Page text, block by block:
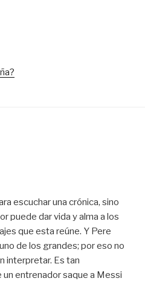
escuchar una crónica, sino
puede dar vida y alma a los
que esta reúne. Y Pere
de los grandes; por eso no
interpretar. Es tan
entrenador saque a Messi